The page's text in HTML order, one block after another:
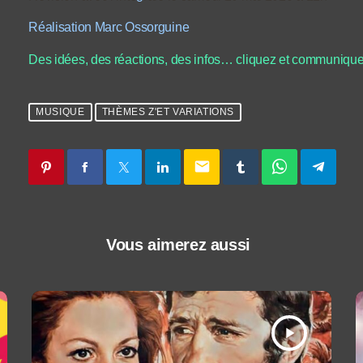
Réalisation Marc Ossorguine
Des idées, des réactions, des infos… cliquez et
MUSIQUE THÈMES Z'ET VARIATIONS
email
Vous aimerez aussi
play_arrow